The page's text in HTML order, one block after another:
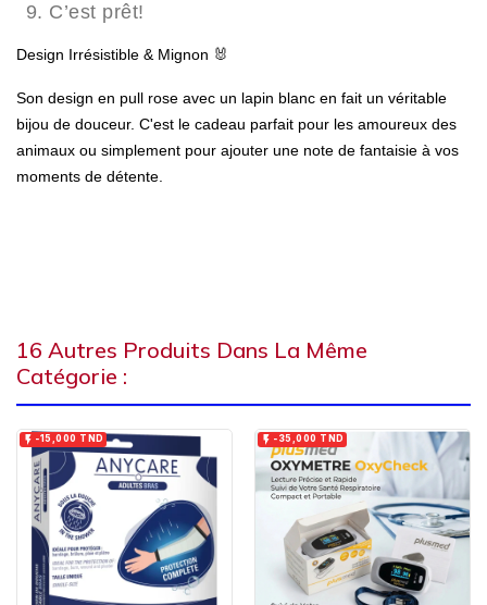
C’est prêt!
Design Irrésistible & Mignon 🐰
Son design en pull rose avec un lapin blanc en fait un véritable
bijou de douceur. C'est le cadeau parfait pour les amoureux des
animaux ou simplement pour ajouter une note de fantaisie à vos
moments de détente.
16 Autres Produits Dans La Même
Catégorie :
 -15,000 TND  -35,000 TND